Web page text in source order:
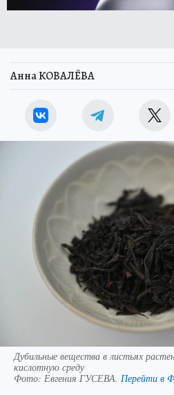
Анна КОВАЛЁВА
Дубильные вещества в листьях
кислотную среду
Фото: Евгения ГУСЕВА. Перейти в